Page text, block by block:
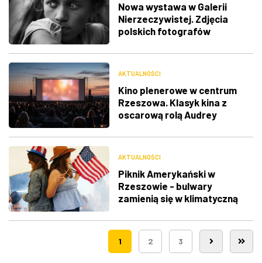
Nowa wystawa w Galerii
Nierzeczywistej. Zdjęcia
polskich fotografów
AKTUALNOŚCI
Kino plenerowe w centrum
Rzeszowa. Klasyk kina z
oscarową rolą Audrey
AKTUALNOŚCI
Piknik Amerykański w
Rzeszowie - bulwary
zamienią się w klimatyczną
1 2 3